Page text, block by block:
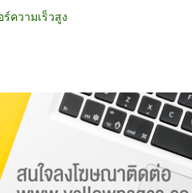
ความเร็วสูง
ผู้ส่งออก/นำเข้า ธุรกิจบริการ